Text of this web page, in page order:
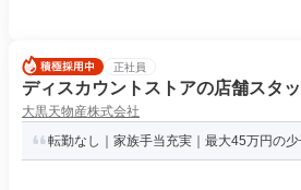
正社員
ディスカウントストアの店舗スタ
大黒天物産株式会社
転勤なし｜家族手当充実｜最大45万円の